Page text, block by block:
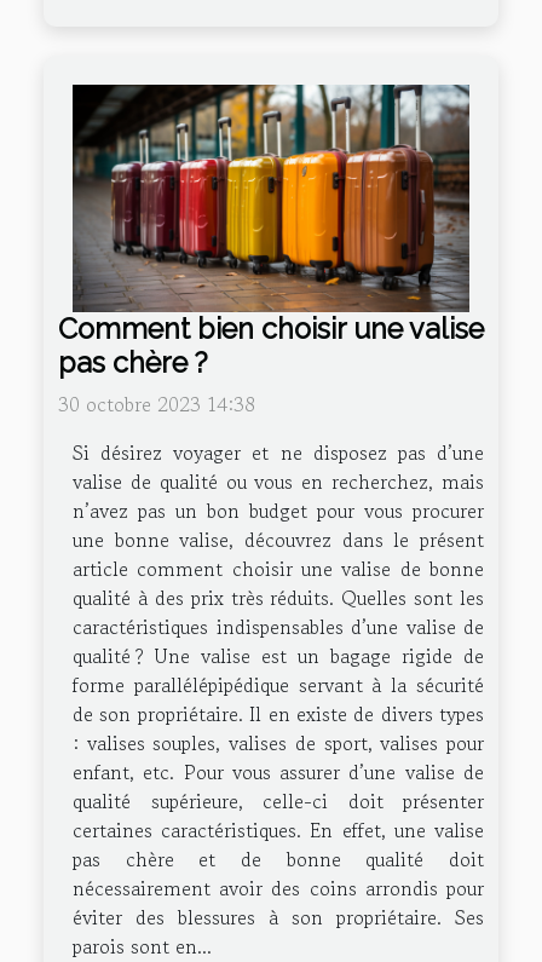
Comment bien choisir une valise
pas chère ?
30 octobre 2023 14:38
Si désirez voyager et ne disposez pas d’une
valise de qualité ou vous en recherchez, mais
n’avez pas un bon budget pour vous procurer
une bonne valise, découvrez dans le présent
article comment choisir une valise de bonne
qualité à des prix très réduits. Quelles sont les
caractéristiques indispensables d’une valise de
qualité ? Une valise est un bagage rigide de
forme parallélépipédique servant à la sécurité
de son propriétaire. Il en existe de divers types
: valises souples, valises de sport, valises pour
enfant, etc. Pour vous assurer d’une valise de
qualité supérieure, celle-ci doit présenter
certaines caractéristiques. En effet, une valise
pas chère et de bonne qualité doit
nécessairement avoir des coins arrondis pour
éviter des blessures à son propriétaire. Ses
parois sont en...